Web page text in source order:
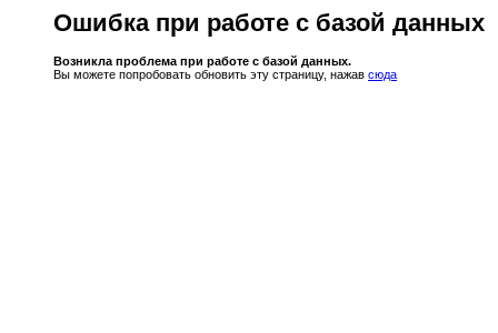
Ошибка при работе с базой данных
Возникла проблема при работе с базой данных.
Вы можете попробовать обновить эту страницу, нажав сюда